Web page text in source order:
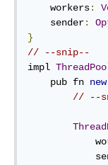
    workers
:
    sender
:
}
// --snip--
impl
    pub fn
new
// --